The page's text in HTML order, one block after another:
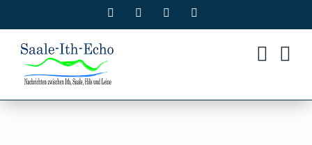
Inhalt
springen
Facebook Instagram